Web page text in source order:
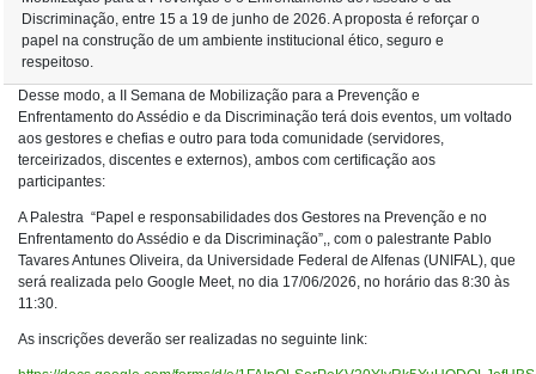
Discriminação, entre 15 a 19 de junho de 2026. A proposta é reforçar o
papel na construção de um ambiente institucional ético, seguro e
respeitoso.
Desse modo, a II Semana de Mobilização para a Prevenção e
Enfrentamento do Assédio e da Discriminação terá dois eventos, um voltado
aos gestores e chefias e outro para toda comunidade (servidores,
terceirizados, discentes e externos), ambos com certificação aos
participantes:
A Palestra “Papel e responsabilidades dos Gestores na Prevenção e no
Enfrentamento do Assédio e da Discriminação”,, com o palestrante Pablo
Tavares Antunes Oliveira, da Universidade Federal de Alfenas (UNIFAL), que
será realizada pelo Google Meet, no dia 17/06/2026, no horário das 8:30 às
11:30.
As inscrições deverão ser realizadas no seguinte link: